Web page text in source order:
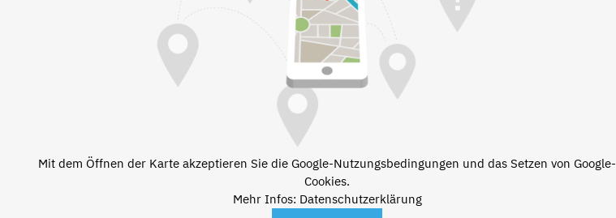
Mit dem Öffnen der Karte akzeptieren Sie die Google-Nutzungsbedingungen und das Setzen von Google-
Cookies.
Mehr Infos: Datenschutzerklärung